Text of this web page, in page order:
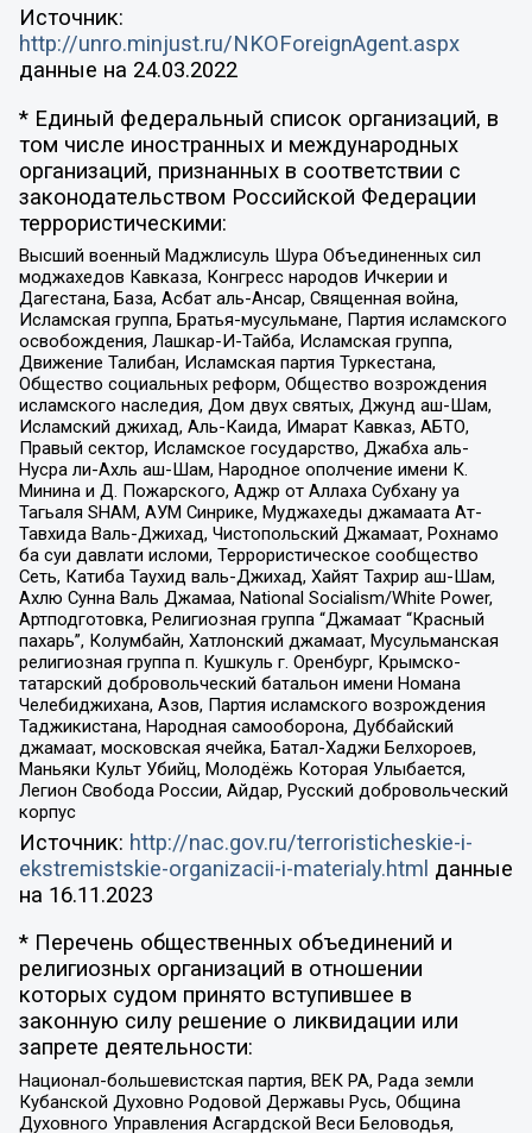
Источник:
http://unro.minjust.ru/NKOForeignAgent.aspx
данные на 24.03.2022
* Единый федеральный список организаций, в
том числе иностранных и международных
организаций, признанных в соответствии с
законодательством Российской Федерации
террористическими:
Высший военный Маджлисуль Шура Объединенных сил
моджахедов Кавказа, Конгресс народов Ичкерии и
Дагестана, База, Асбат аль-Ансар, Священная война,
Исламская группа, Братья-мусульмане, Партия исламского
освобождения, Лашкар-И-Тайба, Исламская группа,
Движение Талибан, Исламская партия Туркестана,
Общество социальных реформ, Общество возрождения
исламского наследия, Дом двух святых, Джунд аш-Шам,
Исламский джихад, Аль-Каида, Имарат Кавказ, АБТО,
Правый сектор, Исламское государство, Джабха аль-
Нусра ли-Ахль аш-Шам, Народное ополчение имени К.
Минина и Д. Пожарского, Аджр от Аллаха Субхану уа
Тагьаля SHAM, АУМ Синрике, Муджахеды джамаата Ат-
Тавхида Валь-Джихад, Чистопольский Джамаат, Рохнамо
ба суи давлати исломи, Террористическое сообщество
Сеть, Катиба Таухид валь-Джихад, Хайят Тахрир аш-Шам,
Ахлю Сунна Валь Джамаа, National Socialism/White Power,
Артподготовка, Религиозная группа “Джамаат “Красный
пахарь”, Колумбайн, Хатлонский джамаат, Мусульманская
религиозная группа п. Кушкуль г. Оренбург, Крымско-
татарский добровольческий батальон имени Номана
Челебиджихана, Азов, Партия исламского возрождения
Таджикистана, Народная самооборона, Дуббайский
джамаат, московская ячейка, Батал-Хаджи Белхороев,
Маньяки Культ Убийц, Молодёжь Которая Улыбается,
Легион Свобода России, Айдар, Русский добровольческий
корпус
Источник: http://nac.gov.ru/terroristicheskie-i-
ekstremistskie-organizacii-i-materialy.html данные
на 16.11.2023
* Перечень общественных объединений и
религиозных организаций в отношении
которых судом принято вступившее в
законную силу решение о ликвидации или
запрете деятельности:
Национал-большевистская партия, ВЕК РА, Рада земли
Кубанской Духовно Родовой Державы Русь, Община
Духовного Управления Асгардской Веси Беловодья,